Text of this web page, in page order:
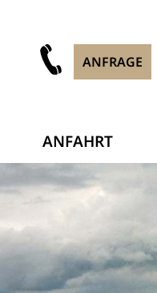
ANFRAGE
ANFAHRT